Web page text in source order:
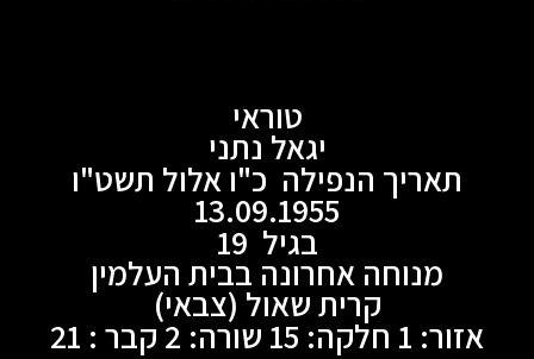
טוראי
יגאל נתני
תאריך הנפילה כ"ו אלול תשט"ו
13.09.1955
בגיל 19
מנוחה אחרונה בבית העלמין
קרית שאול (צבאי)
אזור: 1 חלקה: 15 שורה: 2 קבר : 21